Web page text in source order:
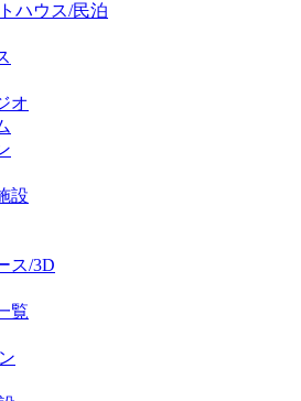
ハウス/民泊
オ
設
ス/3D
覧